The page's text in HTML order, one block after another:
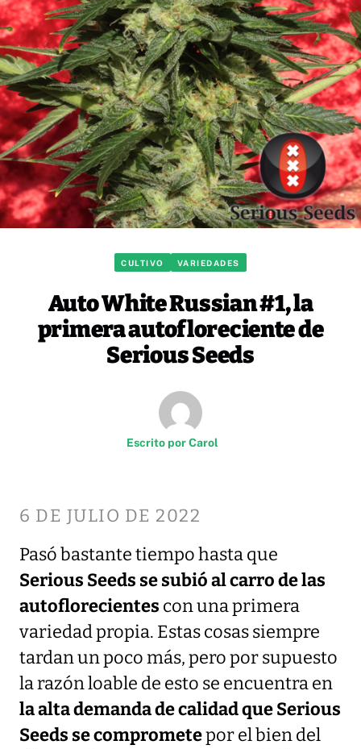
CULTIVO VARIEDADES
Auto White Russian #1, la
primera autofloreciente de
Serious Seeds
Escrito porCarol
6 DE JULIO DE 2022
Pasó bastante tiempo hasta que
Serious Seeds se subió al carro de las
autoflorecientes con una primera
variedad propia. Estas cosas siempre
tardan un poco más, pero por supuesto
la razón loable de esto se encuentra en
la alta demanda de calidad que Serious
Seeds se comprometepor el bien del